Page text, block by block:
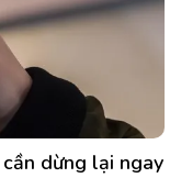
dừng lại ngay